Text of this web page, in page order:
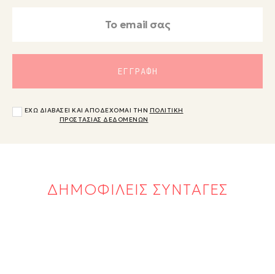
ΕΧΩ ΔΙΑΒΑΣΕΙ ΚΑΙ ΑΠΟΔΕΧΟΜΑΙ ΤΗΝ ΠΟΛΙΤΙΚΗ
ΠΡΟΣΤΑΣΙΑΣ ΔΕΔΟΜΕΝΩΝ
ΔΗΜΟΦΙΛΕΙΣ ΣΥΝΤΑΓΕΣ